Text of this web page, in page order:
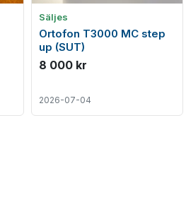
Säljes
Ortofon T3000 MC step
up (SUT)
8 000 kr
2026-07-04